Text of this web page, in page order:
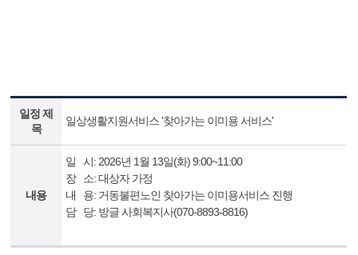
일정 제
목
일상생활지원서비스 '찾아가는 이미용 서비스'
내용
일 시: 2026년 1월 13일(화) 9:00~11:00
장 소: 대상자 가정
내 용: 거동불편노인 찾아가는 이미용서비스 진행
담 당: 방글 사회복지사(070-8893-8816)